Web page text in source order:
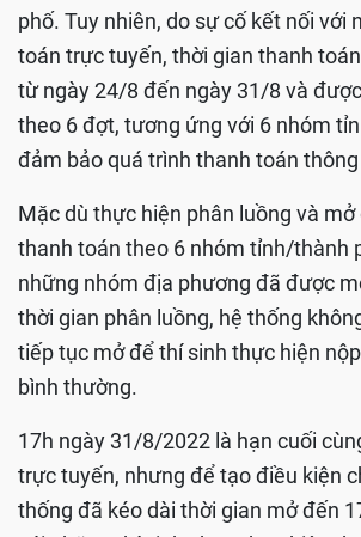
phố. Tuy nhiên, do sự cố kết nối với
toán trực tuyến, thời gian thanh
từ ngày 24/8 đến ngày 31/8 và
theo 6 đợt, tương ứng với 6 nhóm
đảm bảo quá trình thanh toán
Mặc dù thực hiện phân luồng và mở
thanh toán theo 6 nhóm tỉnh/thành
những nhóm địa phương đã được
thời gian phân luồng, hệ thống
tiếp tục mở để thí sinh thực hiện
bình thường.
17h ngày 31/8/2022 là hạn cuối
trực tuyến, nhưng để tạo điều kiện
thống đã kéo dài thời gian mở đến